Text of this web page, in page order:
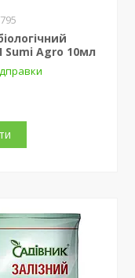
Sumi Agro 10мл